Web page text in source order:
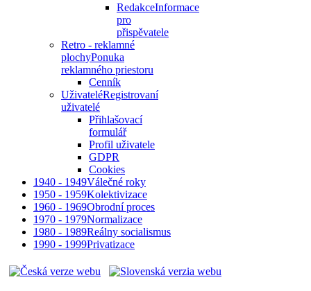
RedakceInformace
pro
přispěvatele
Retro - reklamné
plochyPonuka
reklamného priestoru
Cenník
UživateléRegistrovaní
uživatelé
Přihlašovací
formulář
Profil uživatele
GDPR
Cookies
1940 - 1949Válečné roky
1950 - 1959Kolektivizace
1960 - 1969Obrodní proces
1970 - 1979Normalizace
1980 - 1989Reálny socialismus
1990 - 1999Privatizace